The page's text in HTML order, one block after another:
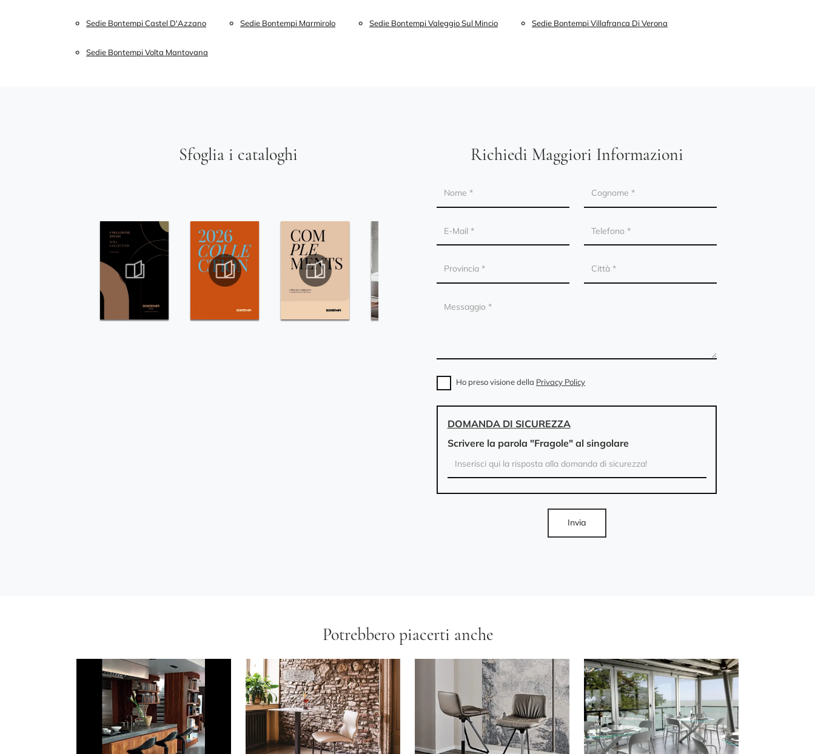
Sedie Bontempi Castel D'Azzano Sedie Bontempi Marmirolo Sedie Bontempi Valeggio Sul Mincio Sedie Bontempi Villafranca Di Verona
Sedie Bontempi Volta Mantovana
Sfoglia i cataloghi Richiedi Maggiori Informazioni
Ho preso visione della Privacy Policy
DOMANDA DI SICUREZZA
Scrivere la parola "Fragole" al singolare
Invia
Potrebbero piacerti anche